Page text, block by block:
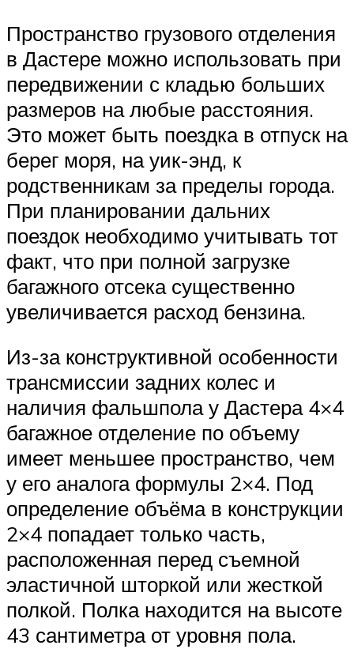
Пространство грузового отделения
в Дастере можно использовать при
передвижении с кладью больших
размеров на любые расстояния.
Это может быть поездка в отпуск на
берег моря, на уик-энд, к
родственникам за пределы города.
При планировании дальних
поездок необходимо учитывать тот
факт, что при полной загрузке
багажного отсека существенно
увеличивается расход бензина.
Из-за конструктивной особенности
трансмиссии задних колес и
наличия фальшпола у Дастера 4×4
багажное отделение по объему
имеет меньшее пространство, чем
у его аналога формулы 2×4. Под
определение объёма в конструкции
2×4 попадает только часть,
расположенная перед съемной
эластичной шторкой или жесткой
полкой. Полка находится на высоте
43 сантиметра от уровня пола.